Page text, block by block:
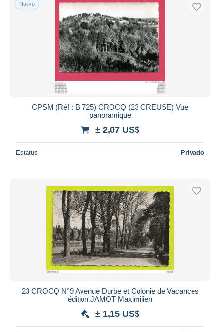
Nuevo
CPSM (Réf : B 725) CROCQ (23 CREUSE) Vue
panoramique
± 2,07 US$
Estatus Privado
23 CROCQ N°9 Avenue Durbe et Colonie de Vacances
édition JAMOT Maximilien
± 1,15 US$